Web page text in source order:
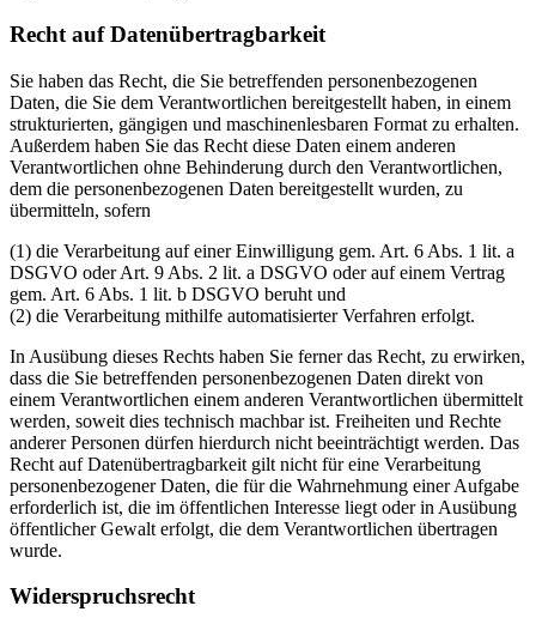
Recht auf Datenübertragbarkeit
Sie haben das Recht, die Sie betreffenden personenbezogenen
Daten, die Sie dem Verantwortlichen bereitgestellt haben, in einem
strukturierten, gängigen und maschinenlesbaren Format zu erhalten.
Außerdem haben Sie das Recht diese Daten einem anderen
Verantwortlichen ohne Behinderung durch den Verantwortlichen,
dem die personenbezogenen Daten bereitgestellt wurden, zu
übermitteln, sofern
(1) die Verarbeitung auf einer Einwilligung gem. Art. 6 Abs. 1 lit. a
DSGVO oder Art. 9 Abs. 2 lit. a DSGVO oder auf einem Vertrag
gem. Art. 6 Abs. 1 lit. b DSGVO beruht und
(2) die Verarbeitung mithilfe automatisierter Verfahren erfolgt.
In Ausübung dieses Rechts haben Sie ferner das Recht, zu erwirken,
dass die Sie betreffenden personenbezogenen Daten direkt von
einem Verantwortlichen einem anderen Verantwortlichen übermittelt
werden, soweit dies technisch machbar ist. Freiheiten und Rechte
anderer Personen dürfen hierdurch nicht beeinträchtigt werden. Das
Recht auf Datenübertragbarkeit gilt nicht für eine Verarbeitung
personenbezogener Daten, die für die Wahrnehmung einer Aufgabe
erforderlich ist, die im öffentlichen Interesse liegt oder in Ausübung
öffentlicher Gewalt erfolgt, die dem Verantwortlichen übertragen
wurde.
Widerspruchsrecht